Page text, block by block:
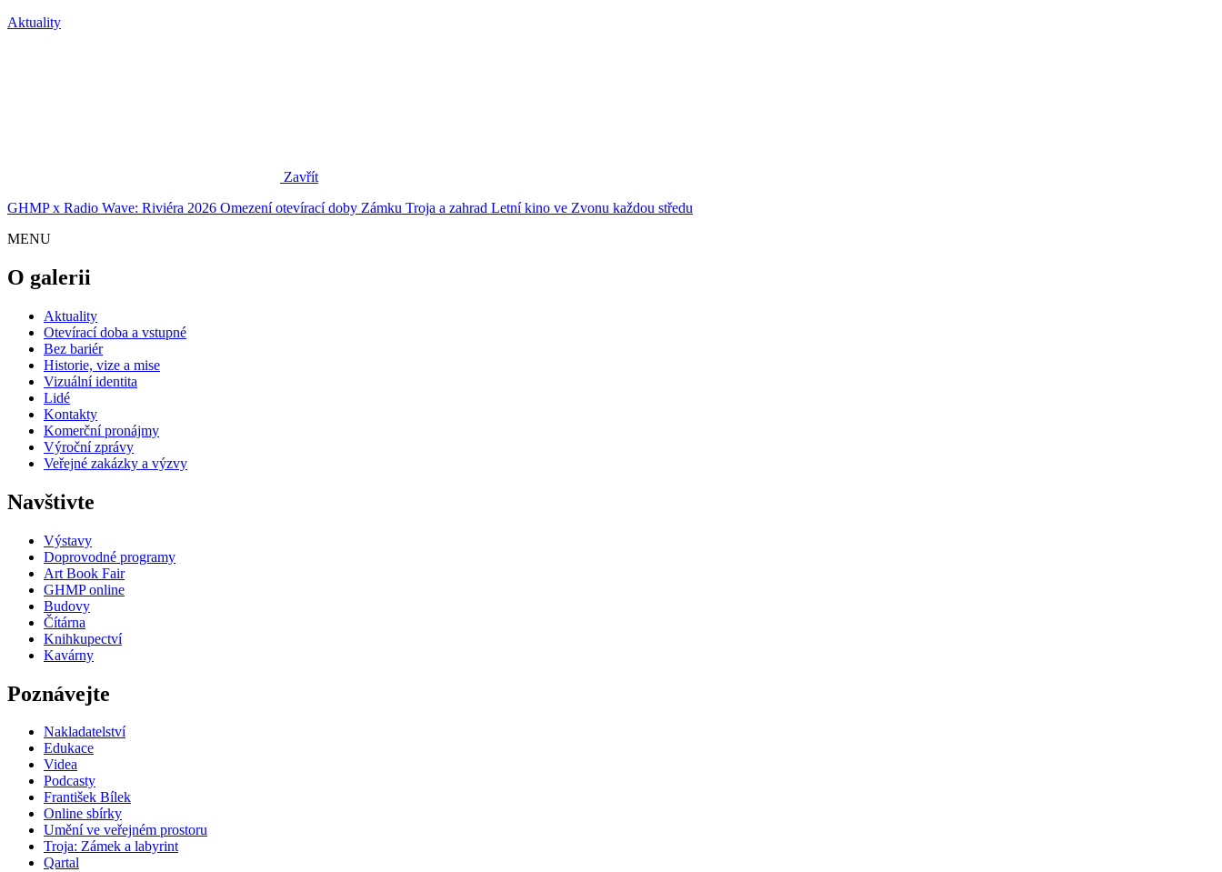
Aktuality
Zavřít
GHMP x Radio Wave: Riviéra 2026 Omezení otevírací doby Zámku Troja a zahrad Letní kino ve Zvonu každou středu
MENU
O galerii
Aktuality
Otevírací doba a vstupné
Bez bariér
Historie, vize a mise
Vizuální identita
Lidé
Kontakty
Komerční pronájmy
Výroční zprávy
Veřejné zakázky a výzvy
Navštivte
Výstavy
Doprovodné programy
Art Book Fair
GHMP online
Budovy
Čítárna
Knihkupectví
Kavárny
Poznávejte
Nakladatelství
Edukace
Videa
Podcasty
František Bílek
Online sbírky
Umění ve veřejném prostoru
Troja: Zámek a labyrint
Qartal